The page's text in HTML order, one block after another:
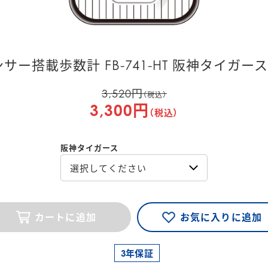
ー搭載歩数計 FB-741-HT 阪神タイガー
3,520円（税込）
3,300円 （税込）
阪神タイガース
選択してください
カートに追加 お気に入りに追加
3年保証